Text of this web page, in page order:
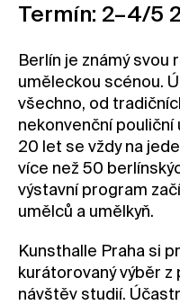
Novinky
Pro média
Pronájem prostor
Volné pozice
Termín: 2–4/5
Berlín je známý svou
uměleckou scénou.
všechno, od
nekonvenční pouliční
20 let se vždy na
více než 50
výstavní program
umělců a umělkyň.
Kunsthalle Praha si
kurátorovaný výběr
návštěv studií.